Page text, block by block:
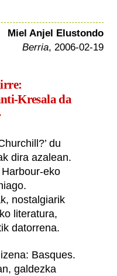
Miel Anjel Elustondo
Berria, 2006-02-19
Kresala da
du
dira azalean.
Harbour-eko
nostalgiarik
literatura,
datorrena.
Basques.
galdezka